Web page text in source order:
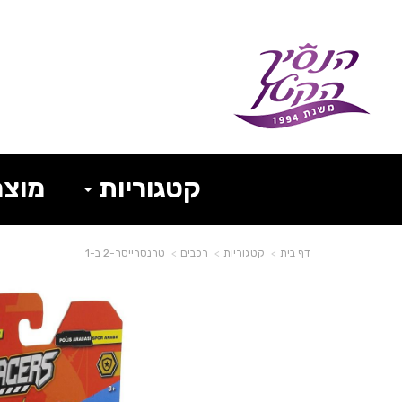
קטגוריות
דף בית קטגוריות רכבים טרנסרייסר-2 ב-1